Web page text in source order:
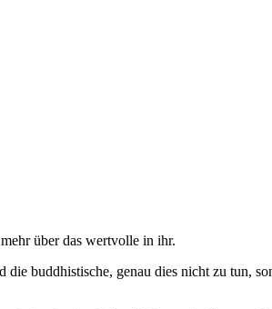
über das wertvolle in ihr.
buddhistische, genau dies nicht zu tun,